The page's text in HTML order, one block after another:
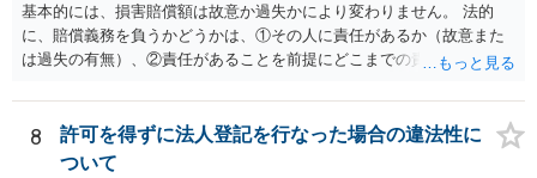
基本的には、損害賠償額は故意か過失かにより変わりません。 法的
に、賠償義務を負うかどうかは、①その人に責任があるか（故意また
は過失の有無）、②責任があることを前提にどこまでの責任を負うべ
（厳密には、②の話の中で責任の範囲を問う過程で主観面も見るする
ので事案次第ではありますが。）。 また、海外での損害の発生の場合
には、まずどの法を適用するのかの問題があるので、どの国の損害で
8
許可を得ずに法人登記を行なった場合の違法性に
ついて